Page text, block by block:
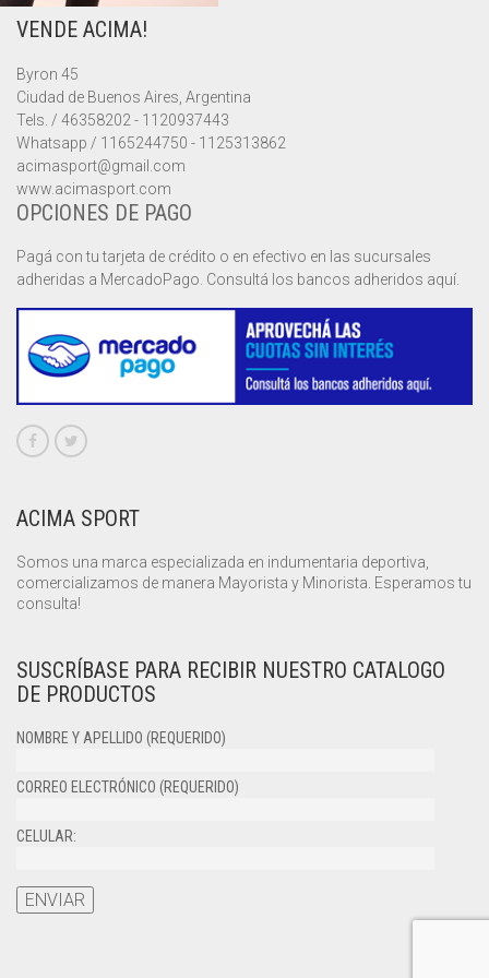
PANTALONES
REMERAS
MANGA CORTA
SIN MANGAS
SHORTS
SHORT DEPORTIVO
SHORT POLLERA
PANTALONES
REMERAS
SHORTS
CHALECOS
MUSCULOSAS
PANTALONES
SHORTS
VENDE ACIMA!
Byron 45
Ciudad de Buenos Aires, Argentina
Tels. / 46358202 - 1120937443
Whatsapp / 1165244750 - 1125313862
acimasport@gmail.com
www.acimasport.com
OPCIONES DE PAGO
Pagá con tu tarjeta de crédito o en efectivo en las sucursales
adheridas a MercadoPago. Consultá los bancos adheridos aquí.
ACIMA SPORT
Somos una marca especializada en indumentaria deportiva,
comercializamos de manera Mayorista y Minorista. Esperamos tu
consulta!
SUSCRÍBASE PARA RECIBIR NUESTRO CATALOGO
DE PRODUCTOS
NOMBRE Y APELLIDO (REQUERIDO)
CORREO ELECTRÓNICO (REQUERIDO)
CELULAR: